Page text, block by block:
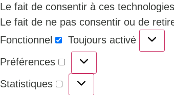
Le fait de consentir à ces
Le fait de ne pas consentir ou de
Fonctionnel
Toujours activé
Préférences
Statistiques